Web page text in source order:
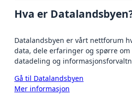
Hva er
Datalandsbyen er vårt nettforum
data, dele erfaringer og spørre
datadeling og
Gå til Datalandsbyen
Mer informasjon